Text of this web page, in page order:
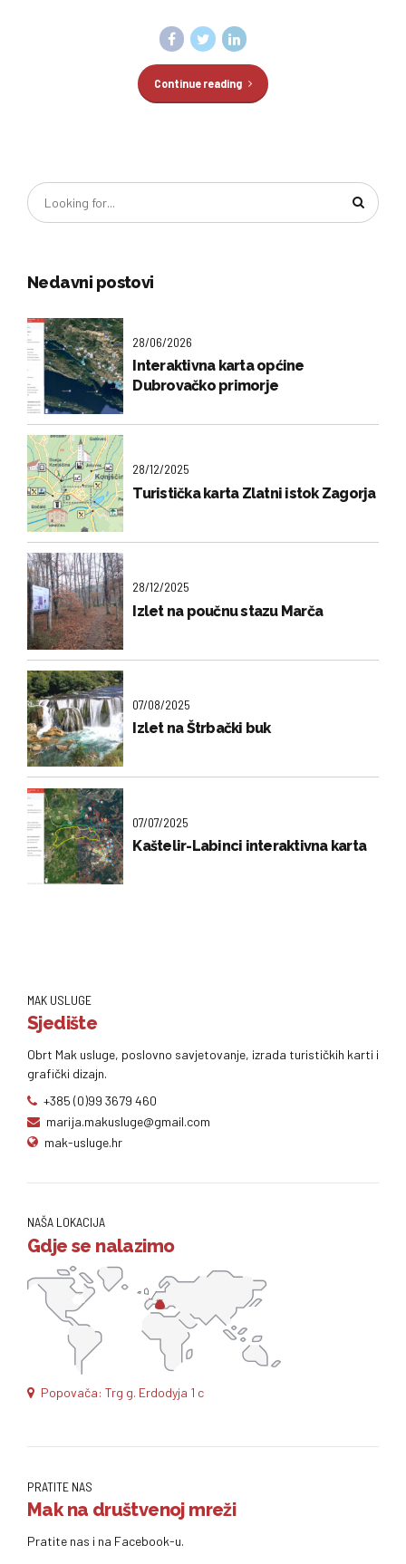
Continue reading
Nedavni postovi
28/06/2026
Interaktivna karta općine
Dubrovačko primorje
28/12/2025
Turistička karta Zlatni istok Zagorja
28/12/2025
Izlet na poučnu stazu Marča
07/08/2025
Izlet na Štrbački buk
07/07/2025
Kaštelir-Labinci interaktivna karta
MAK USLUGE
Sjedište
Obrt Mak usluge, poslovno savjetovanje, izrada turističkih karti i
grafički dizajn.
+385 (0)99 3679 460
marija.makusluge@gmail.com
mak-usluge.hr
NAŠA LOKACIJA
Gdje se nalazimo
Popovača: Trg g. Erdodyja 1 c
PRATITE NAS
Mak na društvenoj mreži
Pratite nas i na Facebook-u.